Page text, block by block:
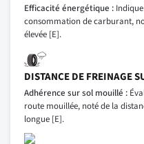
Efficacité énergétique :
consommation de carburant,
élevée [E].
DISTANCE DE FREINAGE
Adhérence sur sol mouillé :
route mouillée, noté de la
longue [E].